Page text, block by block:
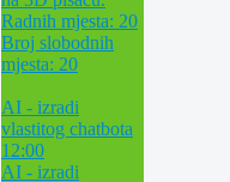
Radnih mjesta: 20
Broj slobodnih
mjesta: 20
AI - izradi
vlastitog chatbota
12:00
AI - izradi